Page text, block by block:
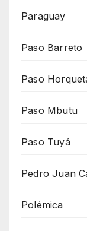
Paraguay
Paso Barreto
Paso
Paso Mbutu
Paso Tuyá
Pedro Juan
Polémica